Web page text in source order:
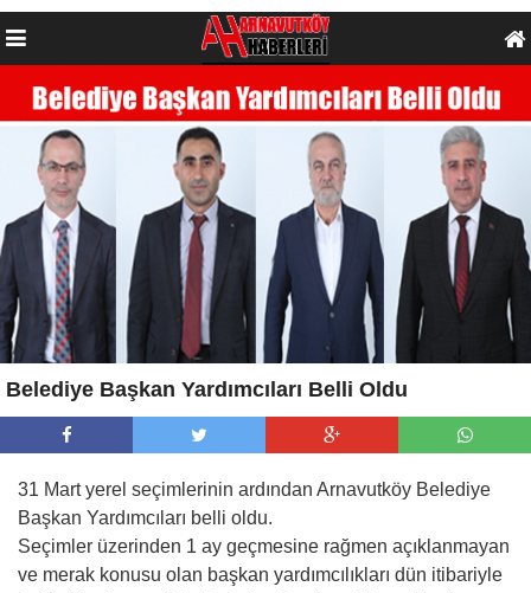
Belediye Başkan Yardımcıları Belli Oldu
31 Mart yerel seçimlerinin ardından Arnavutköy Belediye
Başkan Yardımcıları belli oldu.
Seçimler üzerinden 1 ay geçmesine rağmen açıklanmayan
ve merak konusu olan başkan yardımcılıkları dün itibariyle